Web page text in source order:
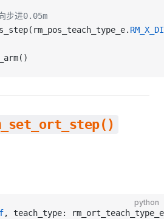
步进0.05m
python
, teach_type: